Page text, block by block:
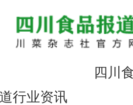
食品报
服务民意